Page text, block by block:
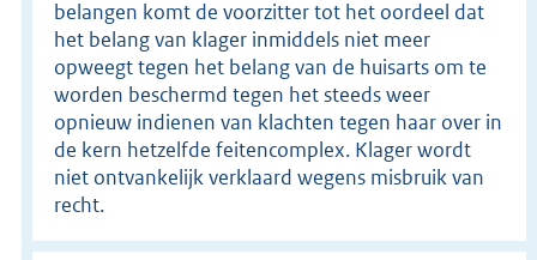
belangen komt de voorzitter tot het oordeel dat
het belang van klager inmiddels niet meer
opweegt tegen het belang van de huisarts om te
worden beschermd tegen het steeds weer
opnieuw indienen van klachten tegen haar over in
de kern hetzelfde feitencomplex. Klager wordt
niet ontvankelijk verklaard wegens misbruik van
recht.